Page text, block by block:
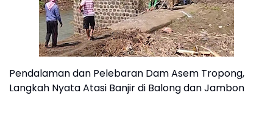
Pendalaman dan Pelebaran Dam Asem Tropong,
Langkah Nyata Atasi Banjir di Balong dan Jambon